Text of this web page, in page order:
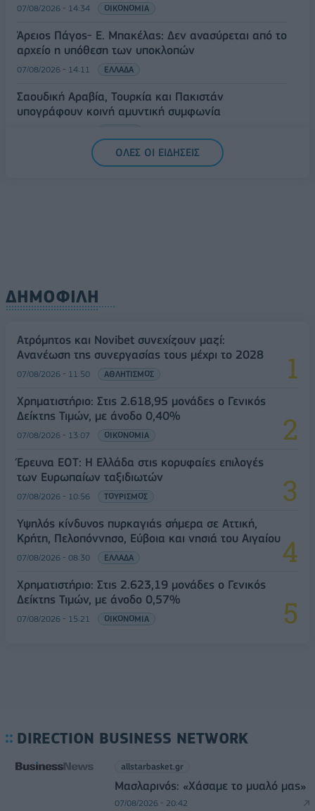
07/08/2026 - 14:34 ΟΙΚΟΝΟΜΙΑ
Άρειος Πάγος- Ε. Μπακέλας: Δεν ανασύρεται από το
αρχείο η υπόθεση των υποκλοπών
07/08/2026 - 14:11 ΕΛΛΑΔΑ
Σαουδική Αραβία, Τουρκία και Πακιστάν
υπογράφουν κοινή αμυντική συμφωνία
ΟΛΕΣ ΟΙ ΕΙΔΗΣΕΙΣ
ΔΗΜΟΦΙΛΗ
Ατρόμητος και Novibet συνεχίζουν μαζί:
Ανανέωση της συνεργασίας τους μέχρι το 2028
07/08/2026 - 11:50 ΑΘΛΗΤΙΣΜΟΣ
Χρηματιστήριο: Στις 2.618,95 μονάδες ο Γενικός
Δείκτης Τιμών, με άνοδο 0,40%
07/08/2026 - 13:07 ΟΙΚΟΝΟΜΙΑ
Έρευνα ΕΟΤ: Η Ελλάδα στις κορυφαίες επιλογές
των Ευρωπαίων ταξιδιωτών
07/08/2026 - 10:56 ΤΟΥΡΙΣΜΟΣ
Υψηλός κίνδυνος πυρκαγιάς σήμερα σε Αττική,
Κρήτη, Πελοπόννησο, Εύβοια και νησιά του Αιγαίου
07/08/2026 - 08:30 ΕΛΛΑΔΑ
Χρηματιστήριο: Στις 2.623,19 μονάδες ο Γενικός
Δείκτης Τιμών, με άνοδο 0,57%
07/08/2026 - 15:21 ΟΙΚΟΝΟΜΙΑ
DIRECTION BUSINESS NETWORK
allstarbasket.gr
Μασλαρινός: «Χάσαμε το μυαλό μας»
07/08/2026 - 20:42